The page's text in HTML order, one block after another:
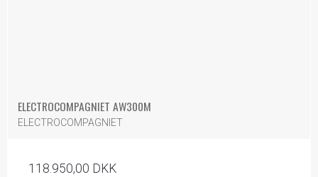
ELECTROCOMPAGNIET AW300M
ELECTROCOMPAGNIET
118.950,00 DKK